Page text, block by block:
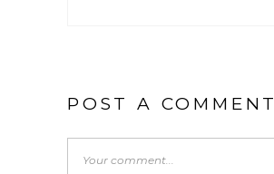
POST A COMMENT